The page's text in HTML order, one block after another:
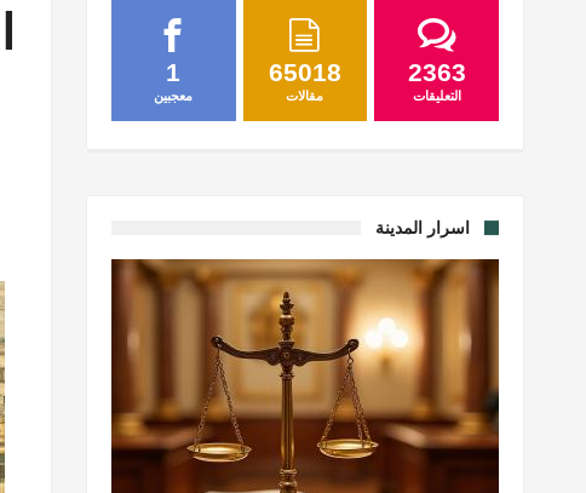
1
معجبين
65018
مقالات
2363
التعليقات
اسرار المدينة